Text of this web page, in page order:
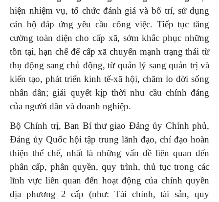
hiện nhiệm vụ, tổ chức đánh giá và bố trí, sử dụng
cán bộ đáp ứng yêu cầu công việc. Tiếp tục tăng
cường toàn diện cho cấp xã, sớm khắc phục những
tồn tại, hạn chế để cấp xã chuyển mạnh trạng thái từ
thụ động sang chủ động, từ quản lý sang quản trị và
kiến tạo, phát triển kinh tế-xã hội, chăm lo đời sống
nhân dân; giải quyết kịp thời nhu cầu chính đáng
của người dân và doanh nghiệp.
Bộ Chính trị, Ban Bí thư giao Đảng ủy Chính phủ,
Đảng ủy Quốc hội tập trung lãnh đạo, chỉ đạo hoàn
thiện thể chế, nhất là những vấn đề liên quan đến
phân cấp, phân quyền, quy trình, thủ tục trong các
lĩnh vực liên quan đến hoạt động của chính quyền
địa phương 2 cấp (như: Tài chính, tài sản, quy